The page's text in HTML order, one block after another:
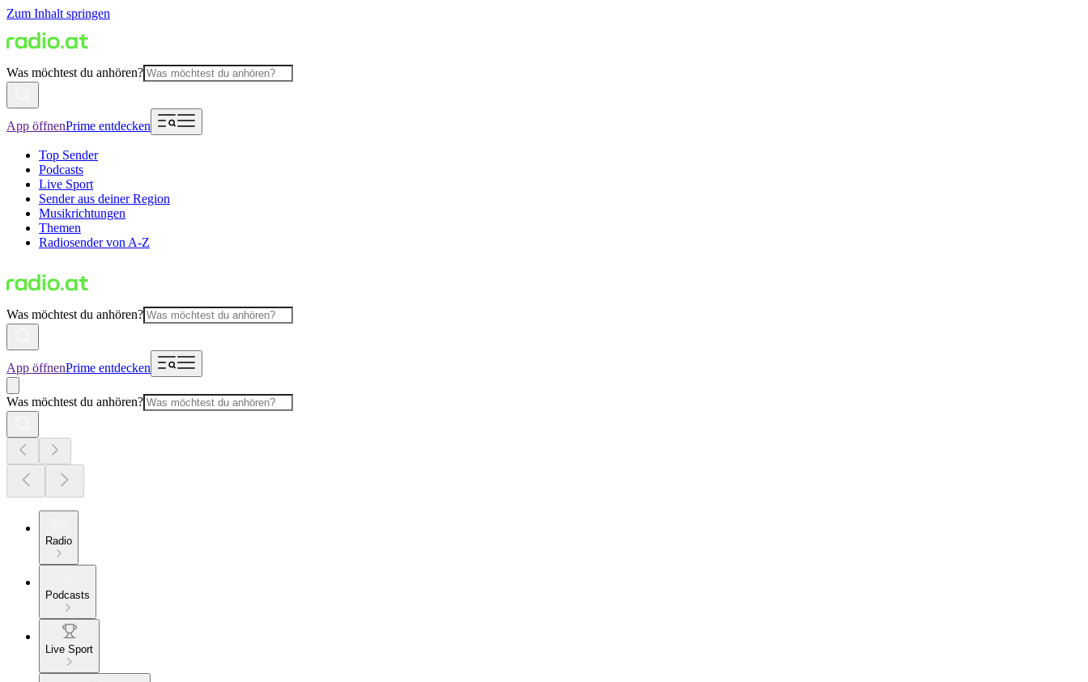
Zum Inhalt springen
Was möchtest du anhören?
App öffnenPrime entdecken
Top Sender
Podcasts
Live Sport
Sender aus deiner Region
Musikrichtungen
Themen
Radiosender von A-Z
Was möchtest du anhören?
App öffnenPrime entdecken
Was möchtest du anhören?
Radio
Podcasts
Live Sport